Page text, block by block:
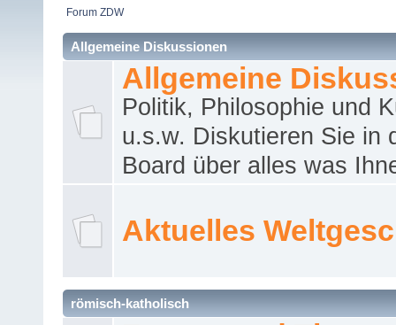
Forum ZDW
Allgemeine Diskussionen
Allgemeine
Politik, Philosophie und
u.s.w. Diskutieren Sie in
Board über alles was
Aktuelles
römisch-katholisch